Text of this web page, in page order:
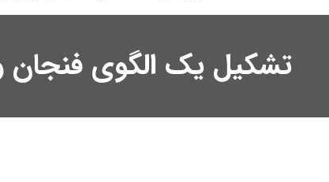
تشکیل یک الگوی فنجان و دسته؛